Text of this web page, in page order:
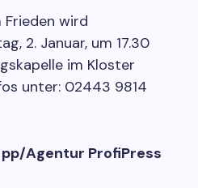
Frieden wird
2. Januar, um 17.30
im Kloster
unter: 02443 9814
pp/Agentur ProfiPress